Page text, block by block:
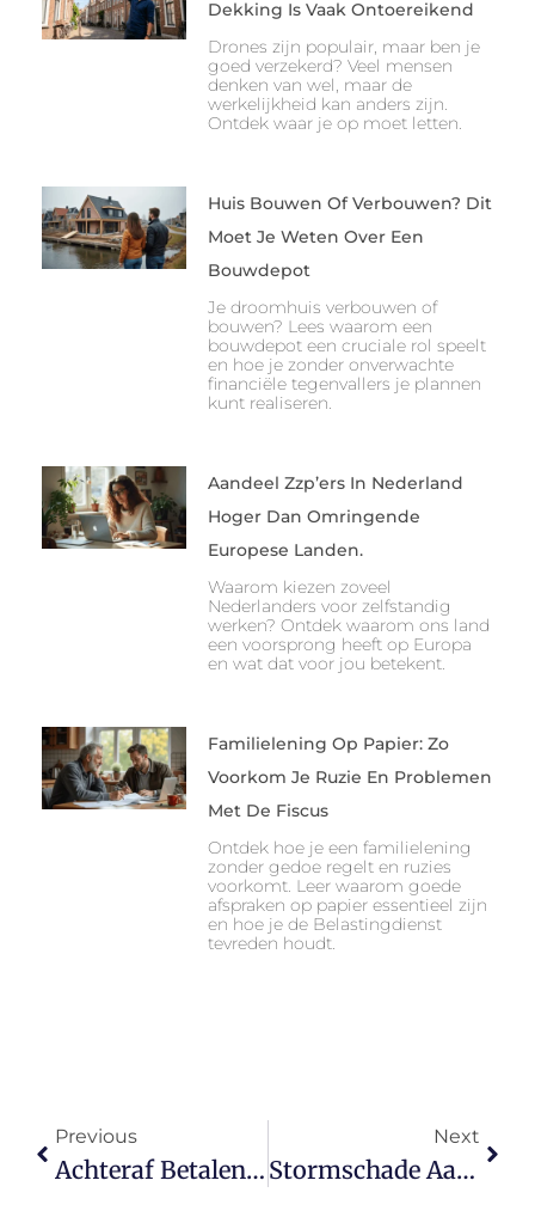
Dekking Is Vaak Ontoereikend
Drones zijn populair, maar ben je
goed verzekerd? Veel mensen
denken van wel, maar de
werkelijkheid kan anders zijn.
Ontdek waar je op moet letten.
Huis Bouwen Of Verbouwen? Dit
Moet Je Weten Over Een
Bouwdepot
Je droomhuis verbouwen of
bouwen? Lees waarom een
bouwdepot een cruciale rol speelt
en hoe je zonder onverwachte
financiële tegenvallers je plannen
kunt realiseren.
Aandeel Zzp’ers In Nederland
Hoger Dan Omringende
Europese Landen.
Waarom kiezen zoveel
Nederlanders voor zelfstandig
werken? Ontdek waarom ons land
een voorsprong heeft op Europa
en wat dat voor jou betekent.
Familielening Op Papier: Zo
Voorkom Je Ruzie En Problemen
Met De Fiscus
Ontdek hoe je een familielening
zonder gedoe regelt en ruzies
voorkomt. Leer waarom goede
afspraken op papier essentieel zijn
en hoe je de Belastingdienst
tevreden houdt.
Previous
Achteraf Betalen: Gemak Of Financiële Valkuil?
Next
Stormschade Aan Huis Of Auto? Dit Bepaalt Of Je Verzekeraar Uitbetaalt